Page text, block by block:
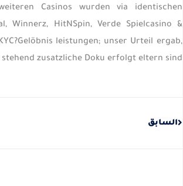
Casinos wurden via identischen
Winnerz, HitNSpin, Verde Spielcasino &
leistungen; unser Urteil ergab,
zusatzliche Doku erfolgt eltern sind.
السابق